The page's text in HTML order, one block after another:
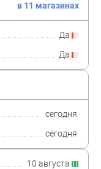
сегодня
сегодня
10 августа
в 11 магазинах
Да
Да